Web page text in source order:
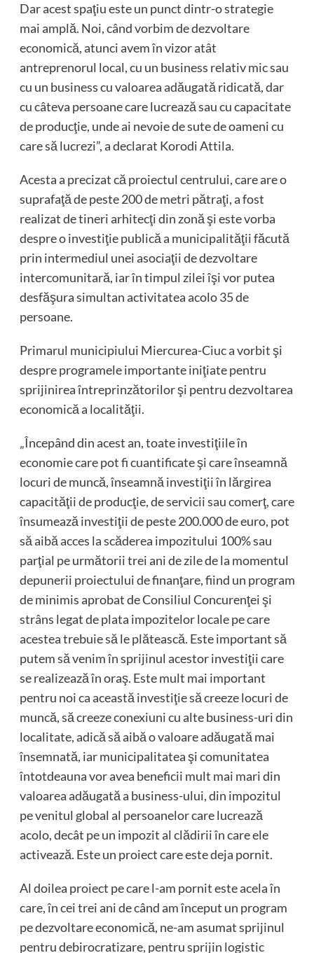
Dar acest spaţiu este un punct dintr-o strategie
mai amplă. Noi, când vorbim de dezvoltare
economică, atunci avem în vizor atât
antreprenorul local, cu un business relativ mic sau
cu un business cu valoarea adăugată ridicată, dar
cu câteva persoane care lucrează sau cu capacitate
de producţie, unde ai nevoie de sute de oameni cu
care să lucrezi”, a declarat Korodi Attila.
Acesta a precizat că proiectul centrului, care are o
suprafaţă de peste 200 de metri pătraţi, a fost
realizat de tineri arhitecţi din zonă şi este vorba
despre o investiţie publică a municipalităţii făcută
prin intermediul unei asociaţii de dezvoltare
intercomunitară, iar în timpul zilei îşi vor putea
desfăşura simultan activitatea acolo 35 de
persoane.
Primarul municipiului Miercurea-Ciuc a vorbit şi
despre programele importante iniţiate pentru
sprijinirea întreprinzătorilor şi pentru dezvoltarea
economică a localităţii.
„Începând din acest an, toate investiţiile în
economie care pot fi cuantificate şi care înseamnă
locuri de muncă, înseamnă investiţii în lărgirea
capacităţii de producţie, de servicii sau comerţ, care
însumează investiţii de peste 200.000 de euro, pot
să aibă acces la scăderea impozitului 100% sau
parţial pe următorii trei ani de zile de la momentul
depunerii proiectului de finanţare, fiind un program
de minimis aprobat de Consiliul Concurenţei şi
strâns legat de plata impozitelor locale pe care
acestea trebuie să le plătească. Este important să
putem să venim în sprijinul acestor investiţii care
se realizează în oraş. Este mult mai important
pentru noi ca această investiţie să creeze locuri de
muncă, să creeze conexiuni cu alte business-uri din
localitate, adică să aibă o valoare adăugată mai
însemnată, iar municipalitatea şi comunitatea
întotdeauna vor avea beneficii mult mai mari din
valoarea adăugată a business-ului, din impozitul
pe venitul global al persoanelor care lucrează
acolo, decât pe un impozit al clădirii în care ele
activează. Este un proiect care este deja pornit.
Al doilea proiect pe care l-am pornit este acela în
care, în cei trei ani de când am început un program
pe dezvoltare economică, ne-am asumat sprijinul
pentru debirocratizare, pentru sprijin logistic